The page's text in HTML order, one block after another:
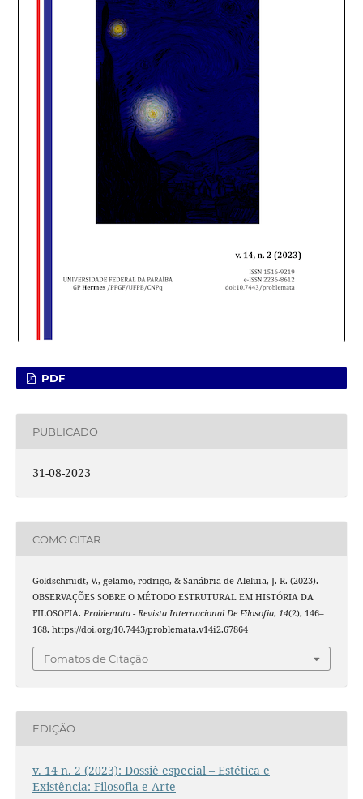
PDF
PUBLICADO
31-08-2023
COMO CITAR
Goldschmidt, V., gelamo, rodrigo, & Sanábria de Aleluia, J. R. (2023).
OBSERVAÇÕES SOBRE O MÉTODO ESTRUTURAL EM HISTÓRIA DA
FILOSOFIA. Problemata - Revista Internacional De Filosofia, 14(2), 146–
168. https://doi.org/10.7443/problemata.v14i2.67864
Fomatos de Citação
EDIÇÃO
v. 14 n. 2 (2023): Dossiê especial – Estética e
Existência: Filosofia e Arte